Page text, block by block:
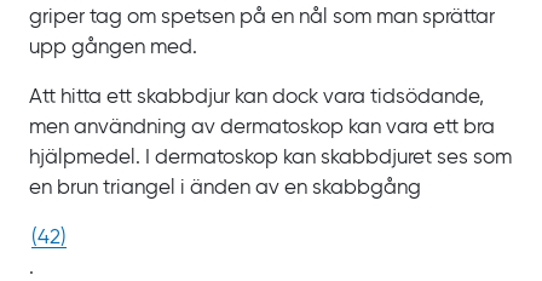
griper tag om spetsen på en nål som man sprättar
upp gången med.
Att hitta ett skabbdjur kan dock vara tidsödande,
men användning av dermatoskop kan vara ett bra
hjälpmedel. I dermatoskop kan skabbdjuret ses som
en brun triangel i änden av en skabbgång
(42)
.